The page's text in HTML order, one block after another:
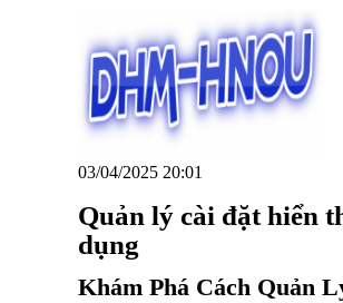
03/04/2025 20:01
Quản lý cài đặt hiển
dụng
Khám Phá Cách Quản